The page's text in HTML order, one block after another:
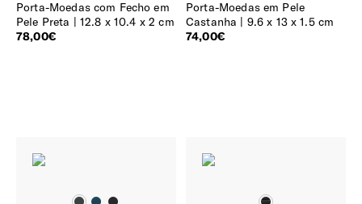
Porta-Moedas com Fecho em
Pele Preta
12.8 x 10.4 x 2 cm
78,00€
Porta-Moedas em Pele
Castanha
9.6 x 13 x 1.5 cm
74,00€